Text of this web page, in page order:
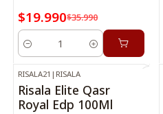
$19.990$35.990
Cantidad
-46%OFF
RISALA21 | RISALA
Risala Elite Qasr
Royal Edp 100Ml